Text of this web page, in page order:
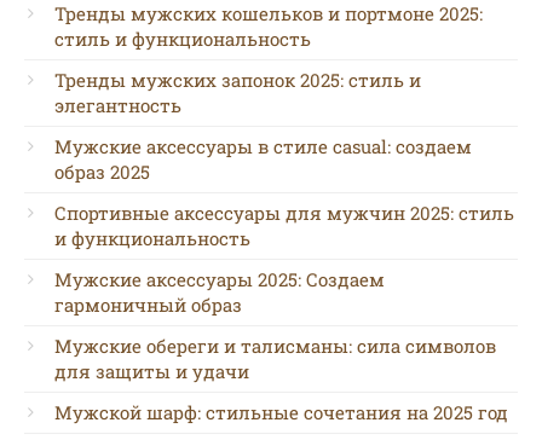
Тренды мужских кошельков и портмоне 2025:
стиль и функциональность
Тренды мужских запонок 2025: стиль и
элегантность
Мужские аксессуары в стиле casual: создаем
образ 2025
Спортивные аксессуары для мужчин 2025: стиль
и функциональность
Мужские аксессуары 2025: Создаем
гармоничный образ
Мужские обереги и талисманы: сила символов
для защиты и удачи
Мужской шарф: стильные сочетания на 2025 год